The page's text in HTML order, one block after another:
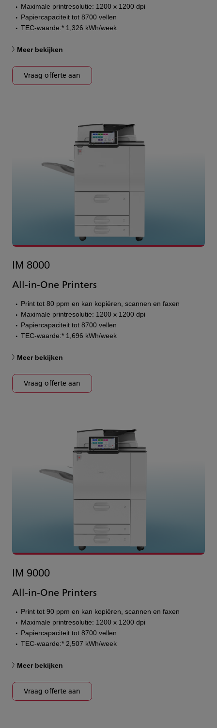
Maximale printresolutie: 1200 x 1200 dpi
Papiercapaciteit tot 8700 vellen
TEC-waarde:* 1,326 kWh/week
Meer bekijken
Vraag offerte aan
IM 8000
All-in-One Printers
Print tot 80 ppm en kan kopiëren, scannen en faxen
Maximale printresolutie: 1200 x 1200 dpi
Papiercapaciteit tot 8700 vellen
TEC-waarde:* 1,696 kWh/week
Meer bekijken
Vraag offerte aan
IM 9000
All-in-One Printers
Print tot 90 ppm en kan kopiëren, scannen en faxen
Maximale printresolutie: 1200 x 1200 dpi
Papiercapaciteit tot 8700 vellen
TEC-waarde:* 2,507 kWh/week
Meer bekijken
Vraag offerte aan